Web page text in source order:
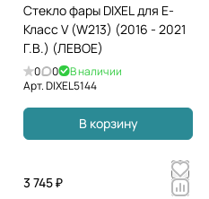
Стекло фары DIXEL для E-
Класс V (W213) (2016 - 2021
Г.В.) (ЛЕВОЕ)
0 0
В наличии
Арт.DIXEL5144
В корзину
3 745 ₽